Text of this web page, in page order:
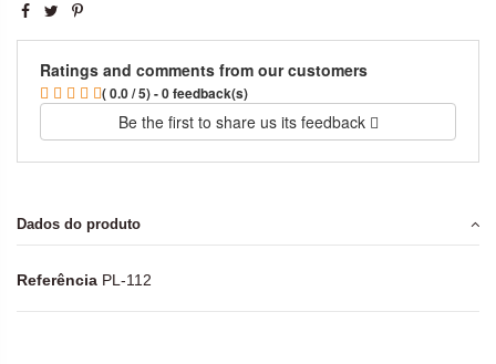
Ratings and comments from our customers
( 0.0 / 5) - 0 feedback(s)
Be the first to share us its feedback
Dados do produto
Referência PL-112